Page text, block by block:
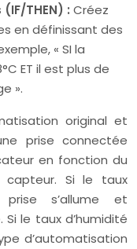
THEN) : Créez
en définissant des
« SI la
ET il est plus de
».
original et
prise connectée
en fonction du
capteur. Si le taux
s’allume et
le taux d’humidité
d’automatisation